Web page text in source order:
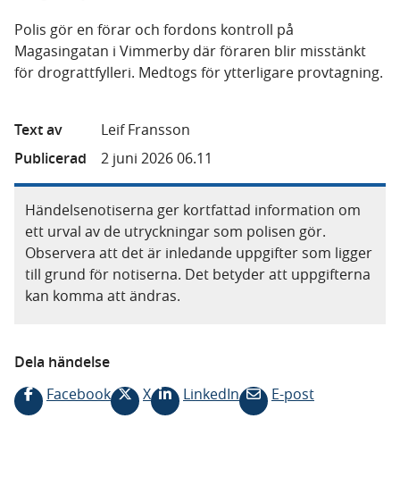
Polis gör en förar och fordons kontroll på
Magasingatan i Vimmerby där föraren blir misstänkt
för drograttfylleri. Medtogs för ytterligare provtagning.
Text av
Leif Fransson
Publicerad
2 juni 2026 06.11
Händelsenotiserna ger kortfattad information om
ett urval av de utryckningar som polisen gör.
Observera att det är inledande uppgifter som ligger
till grund för notiserna. Det betyder att uppgifterna
kan komma att ändras.
Dela händelse
Facebook
X LinkedIn E-post